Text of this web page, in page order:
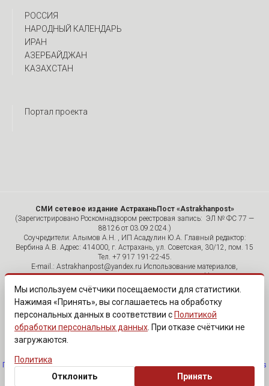
РОССИЯ
НАРОДНЫЙ КАЛЕНДАРЬ
ИРАН
АЗЕРБАЙДЖАН
КАЗАХСТАН
Портал проекта
СМИ сетевое издание АстраханьПост «Astrakhanpost»
(Зарегистрировано Роскомнадзором реестровая запись: ЭЛ № ФС 77 —
88126 от 03.09.2024.)
Соучредители: Алымов А.Н. , ИП Асадулин Ю.А. Главный редактор:
Вербина А.В. Адрес: 414000, г. Астрахань, ул. Советская, 30/12, пом. 15
Тел. +7 917 191-22-45.
E-mail.: Astrakhanpost@yandex.ru Использование материалов,
размещенных на страницах сетевого издания «Astrakhanpost»,
допускается исключительно с указанием источника и публикацией
активной гиперссылки на портал Astrakhanpost.ru. Комментарии
читателей сайта размещаются без предварительного редактирования.
Редакция оставляет за собой право удалить их с сайта или
отредактировать, если указанные сообщения нарушают законы РФ.
«САЙТ ПРЕДНАЗНАЧЕН ДЛЯ АУДИТОРИИ 18+»
Политика обработки персональных данных·Изменить согласие на cookies
Мы используем счётчики посещаемости для статистики.
Нажимая «Принять», вы соглашаетесь на обработку
персональных данных в соответствии с Политикой
обработки персональных данных . При отказе счётчики не
загружаются.
Политика
Отклонить
Принять